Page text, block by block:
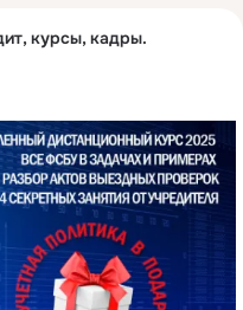
курсы, кадры.